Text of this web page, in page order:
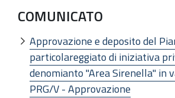
COMUNICATO
Approvazione e deposito del
particolareggiato di iniziativa
denomianto "Area Sirenella" in
PRG/V - Approvazione